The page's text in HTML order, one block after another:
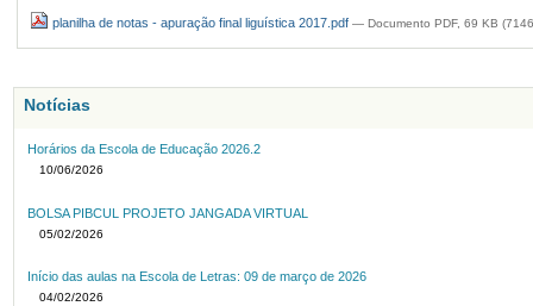
planilha de notas - apuração final liguística 2017.pdf — Documento PDF, 69 KB
Notícias
Horários da Escola de Educação 2026.2
10/06/2026
BOLSA PIBCUL PROJETO JANGADA VIRTUAL
05/02/2026
Início das aulas na Escola de Letras: 09 de março de 2026
04/02/2026